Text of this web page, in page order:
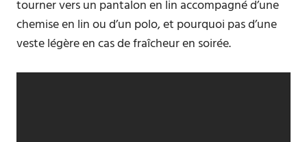
tourner vers un pantalon en lin accompagné d’une
chemise en lin ou d’un polo, et pourquoi pas d’une
veste légère en cas de fraîcheur en soirée.